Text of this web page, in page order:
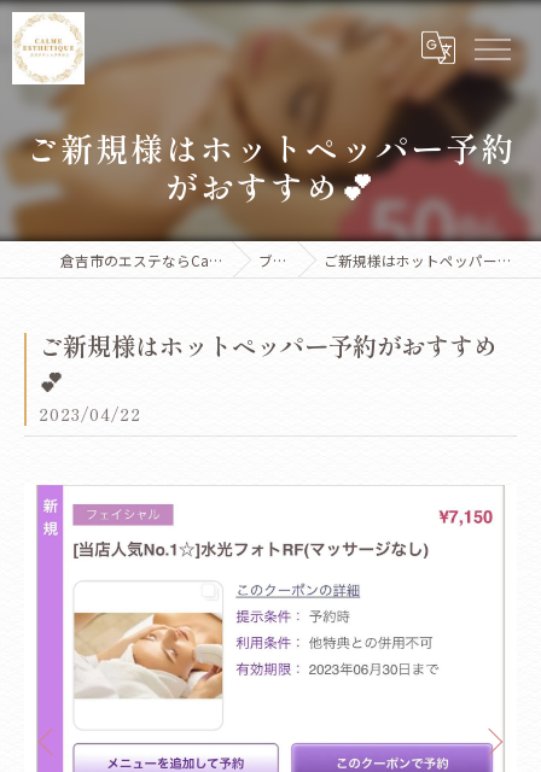
ご新規様はホットペッパー予約
がおすすめ💕
倉吉市のエステならCalme Esthetique ブログ ご新規様はホットペッパー予約がおすすめ💕
ご新規様はホットペッパー予約がおすすめ
💕
2023/04/22